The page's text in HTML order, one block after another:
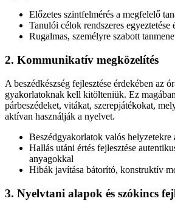
Előzetes szintfelmérés a megfelelő
Tanulói célok rendszeres egyeztetése
Rugalmas, személyre szabott
2. Kommunikatív megközelítés
A beszédkészség fejlesztése érdekében az
gyakorlatoknak kell kitölteniük. Ez
párbeszédeket, vitákat, szerepjátékokat,
aktívan használják a nyelvet.
Beszédgyakorlatok valós helyzetekre
Hallás utáni értés fejlesztése
anyagokkal
Hibák javítása bátorító, konstruktív
3. Nyelvtani alapok és szókincs